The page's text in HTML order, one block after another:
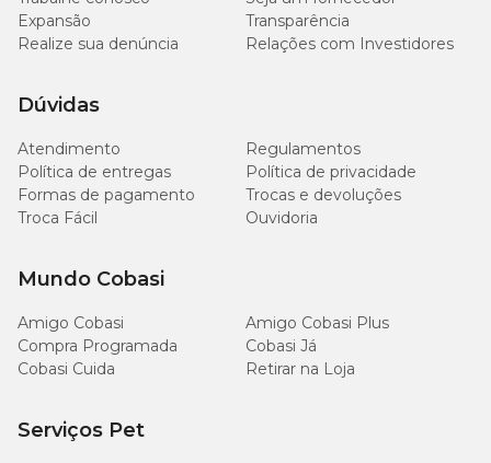
Medida
Comprimento guia
Expansão
Transparência
Realize sua denúncia
Relações com Investidores
Dúvidas
Atendimento
Regulamentos
Política de entregas
Política de privacidade
Formas de pagamento
Trocas e devoluções
Troca Fácil
Ouvidoria
Mundo Cobasi
Amigo Cobasi
Amigo Cobasi Plus
Compra Programada
Cobasi Já
Cobasi Cuida
Retirar na Loja
Serviços Pet